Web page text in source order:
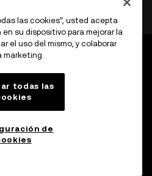
las cookies”, usted acepta
su dispositivo para mejorar la
el uso del mismo, y colaborar
marketing.
todas las
de